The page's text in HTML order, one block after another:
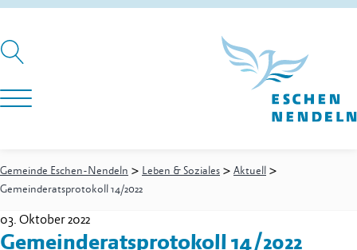
Gemeinde Eschen-Nendeln > Leben & Soziales > Aktuell >
Gemeinderatsprotokoll 14/2022
03. Oktober 2022
Gemeinderatsprotokoll 14/2022